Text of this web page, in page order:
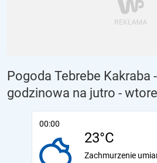
Pogoda Tebrebe Kakraba
godzinowa na jutro -
00:00
23°C
Zachmurzenie